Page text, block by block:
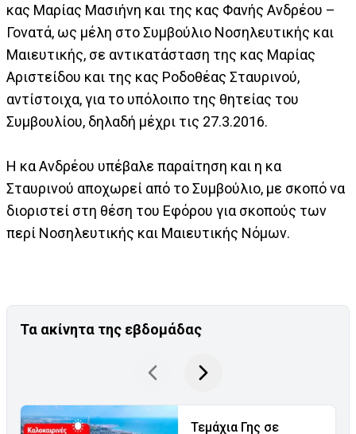
κας Μαρίας Μασιήνη και της κας Φανής Ανδρέου –
Γονατά, ως μέλη στο Συμβούλιο Νοσηλευτικής και
Μαιευτικής, σε αντικατάσταση της κας Μαρίας
Αριστείδου και της κας Ροδοθέας Σταυρινού,
αντίστοιχα, για το υπόλοιπο της θητείας του
Συμβουλίου, δηλαδή μέχρι τις 27.3.2016.
Η κα Ανδρέου υπέβαλε παραίτηση και η κα
Σταυρινού αποχωρεί από το Συμβούλιο, με σκοπό να
διοριστεί στη θέση του Εφόρου για σκοπούς των
περί Νοσηλευτικής και Μαιευτικής Νόμων.
Τα ακίνητα της εβδομάδας
Τεμάχια Γης σε